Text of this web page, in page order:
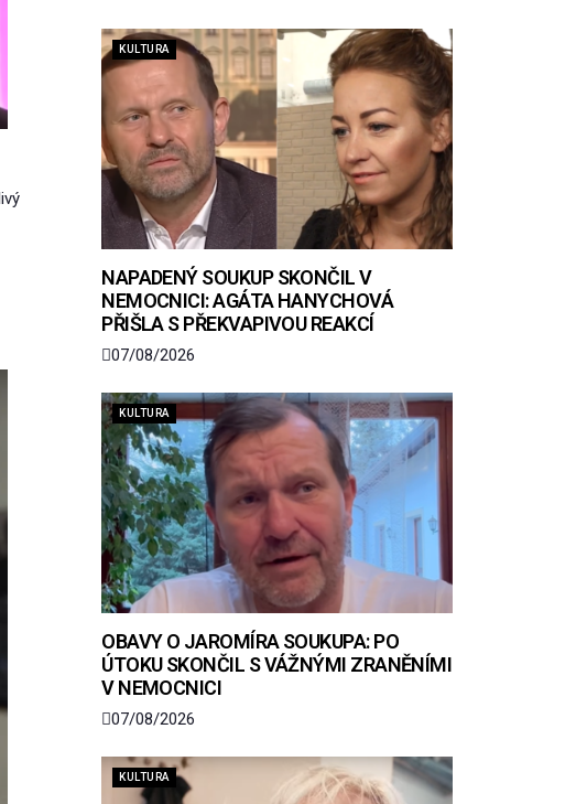
KULTURA
NAPADENÝ SOUKUP SKONČIL V
NEMOCNICI: AGÁTA HANYCHOVÁ
PŘIŠLA S PŘEKVAPIVOU REAKCÍ
07/08/2026
KULTURA
OBAVY O JAROMÍRA SOUKUPA: PO
ÚTOKU SKONČIL S VÁŽNÝMI ZRANĚNÍMI
V NEMOCNICI
07/08/2026
KULTURA